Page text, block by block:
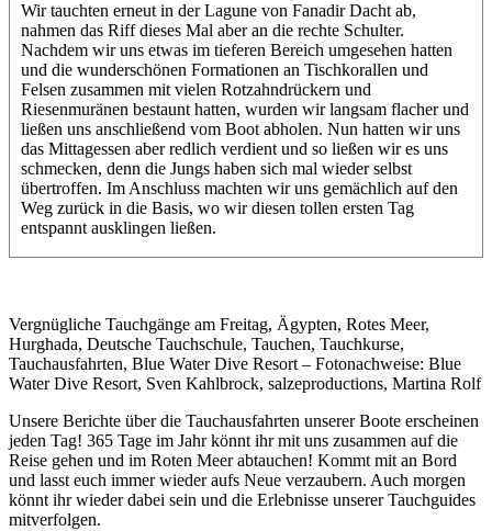
Wir tauchten erneut in der Lagune von Fanadir Dacht ab,
nahmen das Riff dieses Mal aber an die rechte Schulter.
Nachdem wir uns etwas im tieferen Bereich umgesehen hatten
und die wunderschönen Formationen an Tischkorallen und
Felsen zusammen mit vielen Rotzahndrückern und
Riesenmuränen bestaunt hatten, wurden wir langsam flacher und
ließen uns anschließend vom Boot abholen. Nun hatten wir uns
das Mittagessen aber redlich verdient und so ließen wir es uns
schmecken, denn die Jungs haben sich mal wieder selbst
übertroffen. Im Anschluss machten wir uns gemächlich auf den
Weg zurück in die Basis, wo wir diesen tollen ersten Tag
entspannt ausklingen ließen.
Vergnügliche Tauchgänge am Freitag, Ägypten, Rotes Meer,
Hurghada, Deutsche Tauchschule, Tauchen, Tauchkurse,
Tauchausfahrten, Blue Water Dive Resort – Fotonachweise: Blue
Water Dive Resort, Sven Kahlbrock, salzeproductions, Martina Rolf
Unsere Berichte über die Tauchausfahrten unserer Boote erscheinen
jeden Tag! 365 Tage im Jahr könnt ihr mit uns zusammen auf die
Reise gehen und im Roten Meer abtauchen! Kommt mit an Bord
und lasst euch immer wieder aufs Neue verzaubern. Auch morgen
könnt ihr wieder dabei sein und die Erlebnisse unserer Tauchguides
mitverfolgen.